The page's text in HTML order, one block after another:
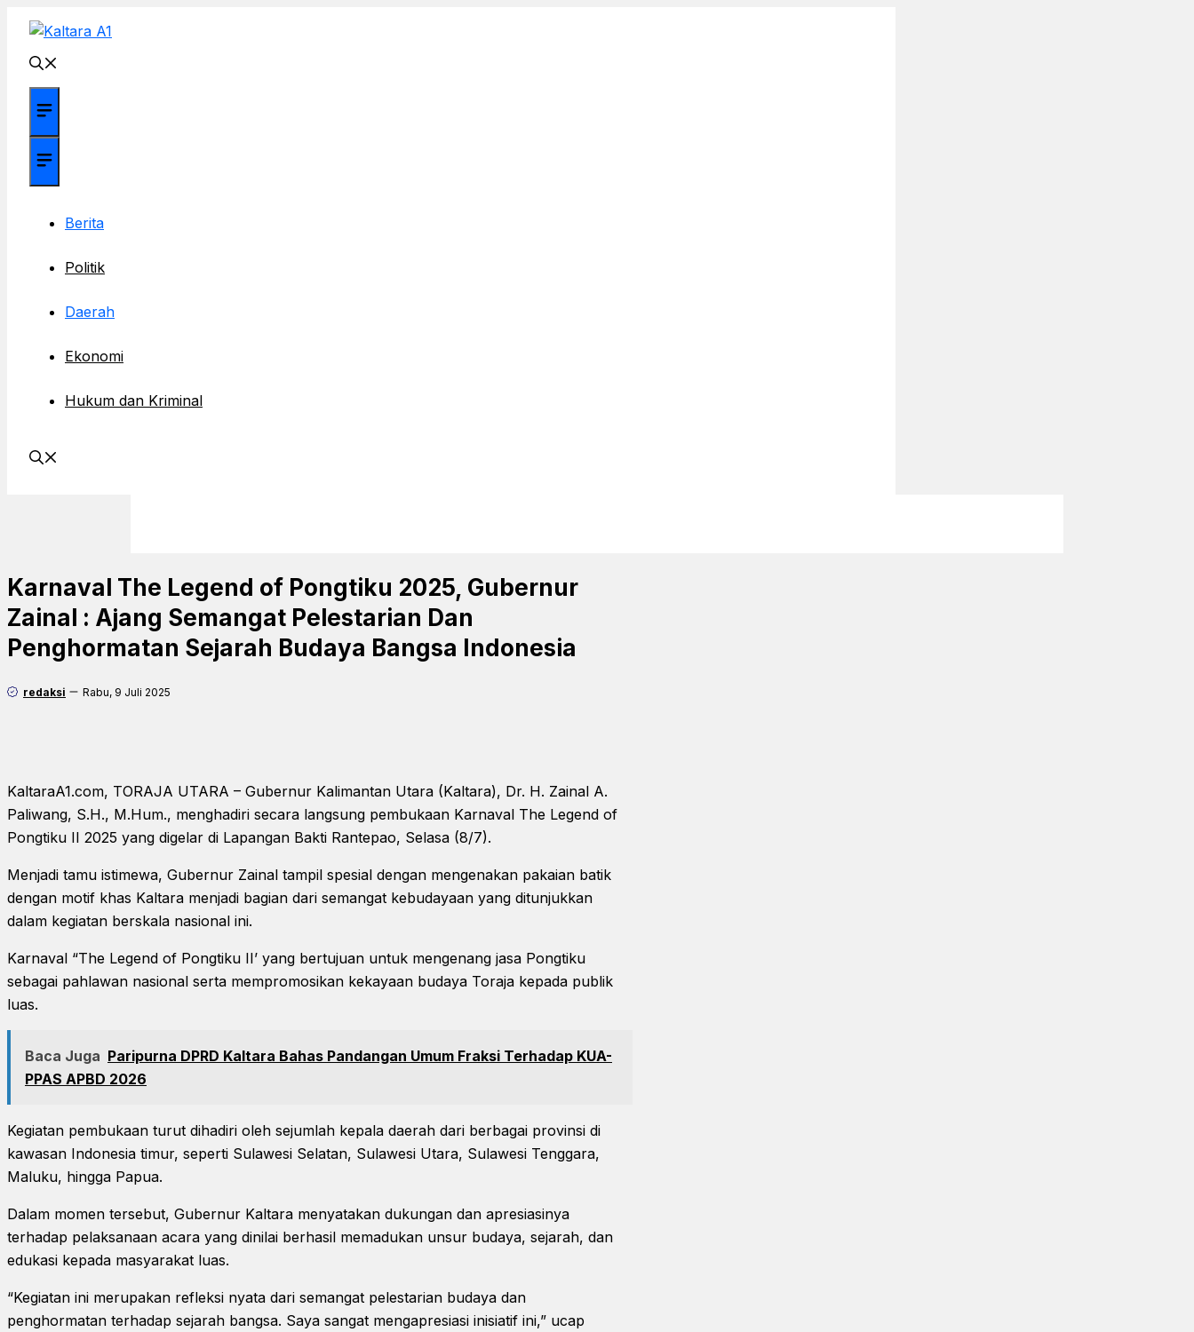
Langsung
Menu
Berita
Politik
Daerah
Ekonomi
Hukum dan Kriminal
Karnaval The Legend of Pongtiku 2025, Gubernur
Zainal : Ajang Semangat Pelestarian Dan
Penghormatan Sejarah Budaya Bangsa Indonesia
redaksi Rabu, 9 Juli 2025
KaltaraA1.com, TORAJA UTARA – Gubernur Kalimantan Utara (Kaltara), Dr. H. Zainal A.
Paliwang, S.H., M.Hum., menghadiri secara langsung pembukaan Karnaval The Legend of
Pongtiku II 2025 yang digelar di Lapangan Bakti Rantepao, Selasa (8/7).
Menjadi tamu istimewa, Gubernur Zainal tampil spesial dengan mengenakan pakaian batik
dengan motif khas Kaltara menjadi bagian dari semangat kebudayaan yang ditunjukkan
dalam kegiatan berskala nasional ini.
Karnaval “The Legend of Pongtiku II’ yang bertujuan untuk mengenang jasa Pongtiku
sebagai pahlawan nasional serta mempromosikan kekayaan budaya Toraja kepada publik
luas.
Baca Juga Paripurna DPRD Kaltara Bahas Pandangan Umum Fraksi Terhadap KUA-
PPAS APBD 2026
Kegiatan pembukaan turut dihadiri oleh sejumlah kepala daerah dari berbagai provinsi di
kawasan Indonesia timur, seperti Sulawesi Selatan, Sulawesi Utara, Sulawesi Tenggara,
Maluku, hingga Papua.
Dalam momen tersebut, Gubernur Kaltara menyatakan dukungan dan apresiasinya
terhadap pelaksanaan acara yang dinilai berhasil memadukan unsur budaya, sejarah, dan
edukasi kepada masyarakat luas.
“Kegiatan ini merupakan refleksi nyata dari semangat pelestarian budaya dan
penghormatan terhadap sejarah bangsa. Saya sangat mengapresiasi inisiatif ini,” ucap